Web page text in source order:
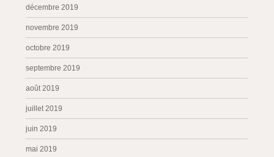
décembre 2019
novembre 2019
octobre 2019
septembre 2019
août 2019
juillet 2019
juin 2019
mai 2019